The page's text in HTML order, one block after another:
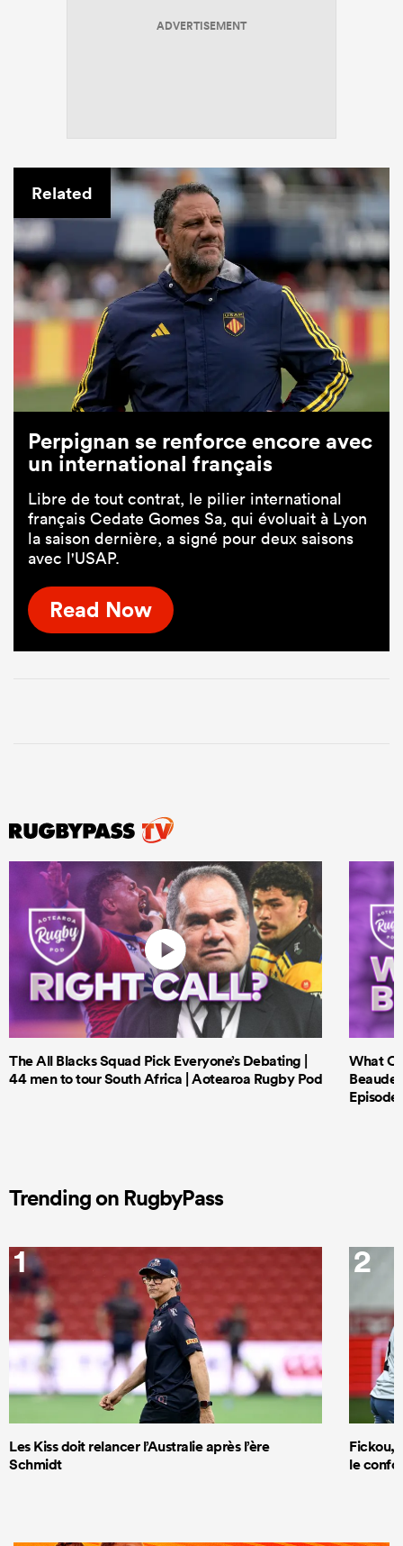
ADVERTISEMENT
Related
Perpignan se renforce encore avec
un international français
Libre de tout contrat, le pilier international
français Cedate Gomes Sa, qui évoluait à Lyon
la saison dernière, a signé pour deux saisons
avec l'USAP.
Read Now
The All Blacks Squad Pick Everyone’s Debating |
44 men to tour South Africa | Aotearoa Rugby Pod
What
Episode
Trending on RugbyPass
1
Les Kiss doit relancer l’Australie après l’ère
Schmidt
2
Fickou,
le